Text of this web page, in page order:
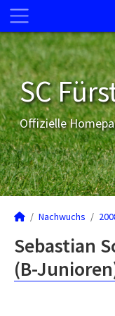
SC
Offizielle
Nachwuchs
Sebastian
(B-